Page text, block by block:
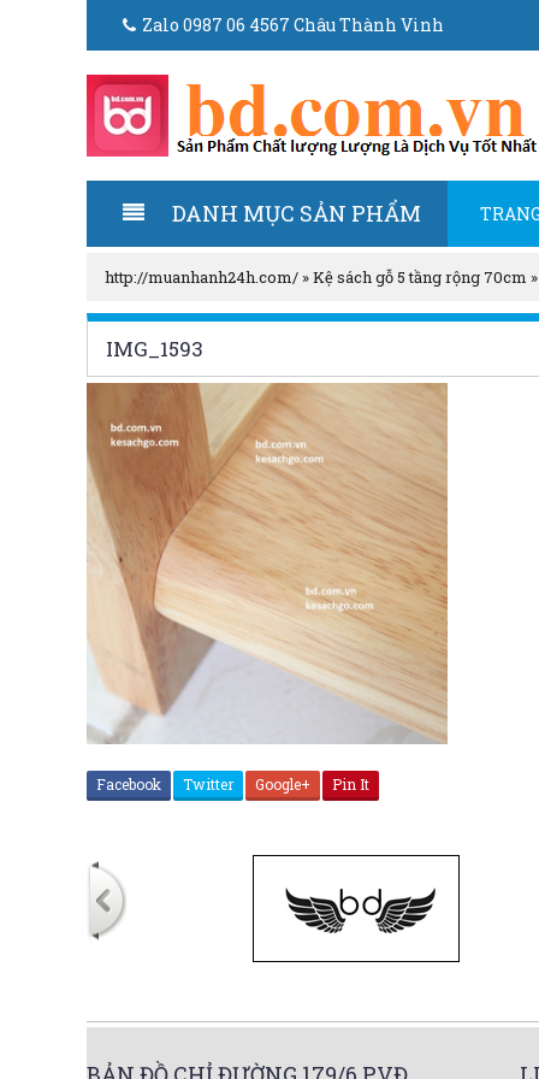
Zalo 0987 06 4567 Châu Thành Vinh
DANH MỤC SẢN PHẨM
http://muanhanh24h.com/ »Kệ sách gỗ 5 tầng rộng 70cm
IMG_1593
Facebook Twitter Google+ Pin It